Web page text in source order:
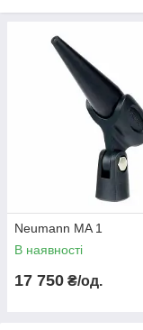
Neumann MA 1
В наявності
17 750 ₴/од.